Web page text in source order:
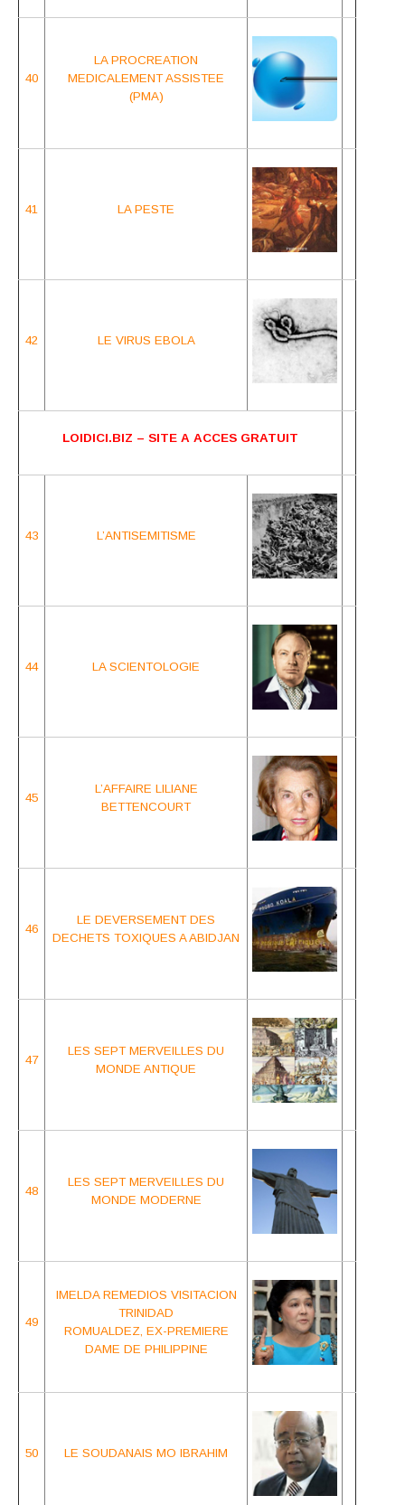
40
LA PROCREATION
MEDICALEMENT ASSISTEE
(PMA)
41 LA PESTE
42 LE VIRUS EBOLA
LOIDICI.BIZ – SITE A ACCES GRATUIT
43 L’ANTISEMITISME
44 LA SCIENTOLOGIE
45
L’AFFAIRE LILIANE
BETTENCOURT
46
LE DEVERSEMENT DES
DECHETS TOXIQUES A ABIDJAN
47
LES SEPT MERVEILLES DU
MONDE ANTIQUE
48
LES SEPT MERVEILLES DU
MONDE MODERNE
49
IMELDA REMEDIOS VISITACION
TRINIDAD
ROMUALDEZ, EX-PREMIERE
DAME DE PHILIPPINE
50 LE SOUDANAIS MO IBRAHIM